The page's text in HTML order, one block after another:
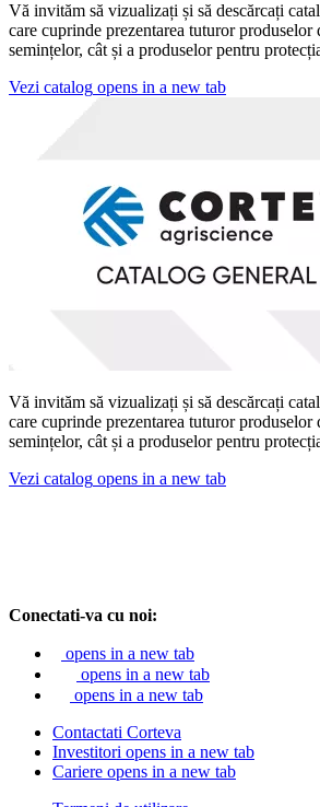
Vă invităm să vizualizați și să descărcați
care cuprinde prezentarea tuturor
semințelor, cât și a produselor pentru
Vezi catalog opens in a new tab
Vă invităm să vizualizați și să descărcați
care cuprinde prezentarea tuturor
semințelor, cât și a produselor pentru
Vezi catalog opens in a new tab
Conectati-va cu noi:
opens in a new tab
opens in a new tab
opens in a new tab
Contactati Corteva
Investitori opens in a new tab
Cariere opens in a new tab